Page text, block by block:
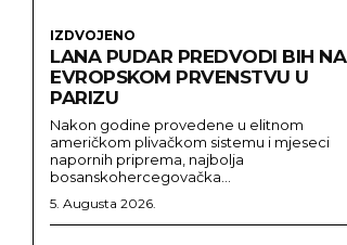
IZDVOJENO
LANA PUDAR PREDVODI BIH NA
EVROPSKOM PRVENSTVU U
PARIZU
Nakon godine provedene u elitnom
američkom plivačkom sistemu i mjeseci
napornih priprema, najbolja
bosanskohercegovačka...
5. Augusta 2026.